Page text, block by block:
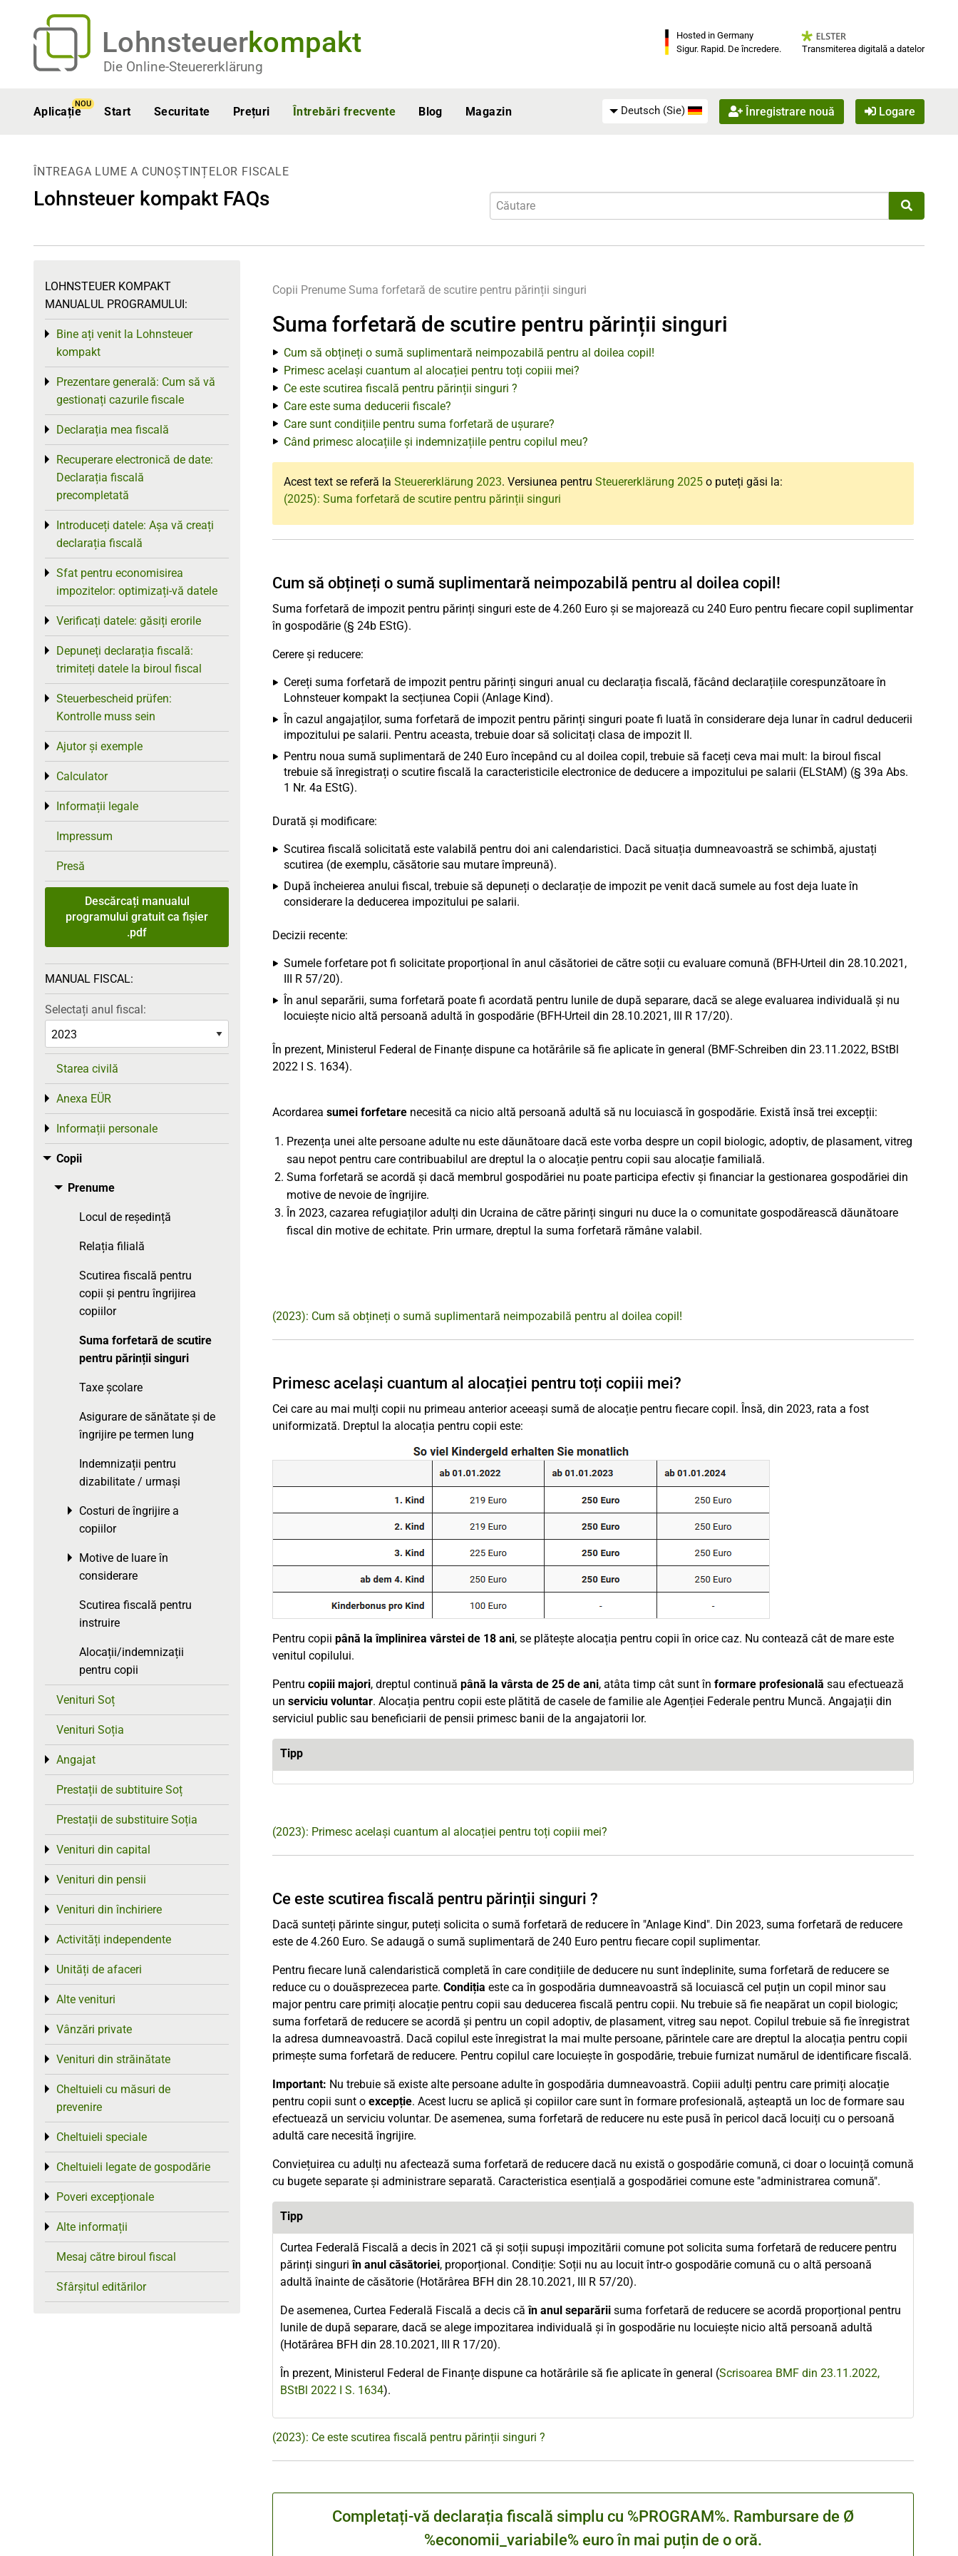
Lohnsteuerkompakt
Die Online-Steuererklärung
Hosted in Germany
Sigur. Rapid. De încredere.
Transmiterea digitală a datelor
Aplicație
NOU
Start Securitate Prețuri Întrebări frecvente Blog Magazin Deutsch (Sie) Înregistrare nouă Logare
ÎNTREAGA LUME A CUNOȘTINȚELOR FISCALE
Lohnsteuer kompakt FAQs
Copii Prenume Suma forfetară de scutire pentru părinții singuri
Suma forfetară de scutire pentru părinții singuri
Cum să obțineți o sumă suplimentară neimpozabilă pentru al doilea copil!
Primesc același cuantum al alocației pentru toți copiii mei?
Ce este scutirea fiscală pentru părinții singuri ?
Care este suma deducerii fiscale?
Care sunt condițiile pentru suma forfetară de ușurare?
Când primesc alocațiile și indemnizațiile pentru copilul meu?
Acest text se referă la Steuererklärung 2023. Versiunea pentru Steuererklärung 2025 o puteți găsi la:
(2025): Suma forfetară de scutire pentru părinții singuri
Cum să obțineți o sumă suplimentară neimpozabilă pentru al doilea copil!
Suma forfetară de impozit pentru părinți singuri este de 4.260 Euro și se majorează cu 240 Euro pentru fiecare copil suplimentar
în gospodărie (§ 24b EStG).
Cerere și reducere:
Cereți suma forfetară de impozit pentru părinți singuri anual cu declarația fiscală, făcând declarațiile corespunzătoare în
Lohnsteuer kompakt la secțiunea Copii (Anlage Kind).
În cazul angajaților, suma forfetară de impozit pentru părinți singuri poate fi luată în considerare deja lunar în cadrul deducerii
impozitului pe salarii. Pentru aceasta, trebuie doar să solicitați clasa de impozit II.
Pentru noua sumă suplimentară de 240 Euro începând cu al doilea copil, trebuie să faceți ceva mai mult: la biroul fiscal
trebuie să înregistrați o scutire fiscală la caracteristicile electronice de deducere a impozitului pe salarii (ELStAM) (§ 39a Abs.
1 Nr. 4a EStG).
Durată și modificare:
Scutirea fiscală solicitată este valabilă pentru doi ani calendaristici. Dacă situația dumneavoastră se schimbă, ajustați
scutirea (de exemplu, căsătorie sau mutare împreună).
După încheierea anului fiscal, trebuie să depuneți o declarație de impozit pe venit dacă sumele au fost deja luate în
considerare la deducerea impozitului pe salarii.
Decizii recente:
Sumele forfetare pot fi solicitate proporțional în anul căsătoriei de către soții cu evaluare comună (BFH-Urteil din 28.10.2021,
III R 57/20).
În anul separării, suma forfetară poate fi acordată pentru lunile de după separare, dacă se alege evaluarea individuală și nu
locuiește nicio altă persoană adultă în gospodărie (BFH-Urteil din 28.10.2021, III R 17/20).
În prezent, Ministerul Federal de Finanțe dispune ca hotărârile să fie aplicate în general (BMF-Schreiben din 23.11.2022, BStBl
2022 I S. 1634).
Acordarea sumei forfetare necesită ca nicio altă persoană adultă să nu locuiască în gospodărie. Există însă trei excepții:
Prezența unei alte persoane adulte nu este dăunătoare dacă este vorba despre un copil biologic, adoptiv, de plasament, vitreg
sau nepot pentru care contribuabilul are dreptul la o alocație pentru copii sau alocație familială.
Suma forfetară se acordă și dacă membrul gospodăriei nu poate participa efectiv și financiar la gestionarea gospodăriei din
motive de nevoie de îngrijire.
În 2023, cazarea refugiaților adulți din Ucraina de către părinți singuri nu duce la o comunitate gospodărească dăunătoare
fiscal din motive de echitate. Prin urmare, dreptul la suma forfetară rămâne valabil.
(2023): Cum să obțineți o sumă suplimentară neimpozabilă pentru al doilea copil!
Primesc același cuantum al alocației pentru toți copiii mei?
Cei care au mai mulți copii nu primeau anterior aceeași sumă de alocație pentru fiecare copil. Însă, din 2023, rata a fost
uniformizată. Dreptul la alocația pentru copii este:
Pentru copii până la împlinirea vârstei de 18 ani, se plătește alocația pentru copii în orice caz. Nu contează cât de mare este
venitul copilului.
Pentru copiii majori, dreptul continuă până la vârsta de 25 de ani, atâta timp cât sunt în formare profesională sau efectuează
un serviciu voluntar. Alocația pentru copii este plătită de casele de familie ale Agenției Federale pentru Muncă. Angajații din
serviciul public sau beneficiarii de pensii primesc banii de la angajatorii lor.
Tipp
(2023): Primesc același cuantum al alocației pentru toți copiii mei?
Ce este scutirea fiscală pentru părinții singuri ?
Dacă sunteți părinte singur, puteți solicita o sumă forfetară de reducere în "Anlage Kind". Din 2023, suma forfetară de reducere
este de 4.260 Euro. Se adaugă o sumă suplimentară de 240 Euro pentru fiecare copil suplimentar.
Pentru fiecare lună calendaristică completă în care condițiile de deducere nu sunt îndeplinite, suma forfetară de reducere se
reduce cu o douăsprezecea parte. Condiția este ca în gospodăria dumneavoastră să locuiască cel puțin un copil minor sau
major pentru care primiți alocație pentru copii sau deducerea fiscală pentru copii. Nu trebuie să fie neapărat un copil biologic;
suma forfetară de reducere se acordă și pentru un copil adoptiv, de plasament, vitreg sau nepot. Copilul trebuie să fie înregistrat
la adresa dumneavoastră. Dacă copilul este înregistrat la mai multe persoane, părintele care are dreptul la alocația pentru copii
primește suma forfetară de reducere. Pentru copilul care locuiește în gospodărie, trebuie furnizat numărul de identificare fiscală.
Important: Nu trebuie să existe alte persoane adulte în gospodăria dumneavoastră. Copiii adulți pentru care primiți alocație
pentru copii sunt o excepție. Acest lucru se aplică și copiilor care sunt în formare profesională, așteaptă un loc de formare sau
efectuează un serviciu voluntar. De asemenea, suma forfetară de reducere nu este pusă în pericol dacă locuiți cu o persoană
adultă care necesită îngrijire.
Conviețuirea cu adulți nu afectează suma forfetară de reducere dacă nu există o gospodărie comună, ci doar o locuință comună
cu bugete separate și administrare separată. Caracteristica esențială a gospodăriei comune este "administrarea comună".
Tipp
Curtea Federală Fiscală a decis în 2021 că și soții supuși impozitării comune pot solicita suma forfetară de reducere pentru
părinți singuriîn anul căsătoriei, proporțional. Condiție: Soții nu au locuit într-o gospodărie comună cu o altă persoană
adultă înainte de căsătorie (Hotărârea BFH din 28.10.2021, III R 57/20).
De asemenea, Curtea Federală Fiscală a decis căîn anul separării suma forfetară de reducere se acordă proporțional pentru
lunile de după separare, dacă se alege impozitarea individuală și în gospodărie nu locuiește nicio altă persoană adultă
(Hotărârea BFH din 28.10.2021, III R 17/20).
În prezent, Ministerul Federal de Finanțe dispune ca hotărârile să fie aplicate în general (Scrisoarea BMF din 23.11.2022,
BStBl 2022 I S. 1634).
(2023): Ce este scutirea fiscală pentru părinții singuri ?
Completați-vă declarația fiscală simplu cu %PROGRAM%. Rambursare de Ø
%economii_variabile% euro în mai puțin de o oră.
LOHNSTEUER KOMPAKT
MANUALUL PROGRAMULUI:
Bine ați venit la Lohnsteuer
kompakt
Toggle menu
Prezentare generală: Cum să vă
gestionați cazurile fiscale
Toggle menu
Declarația mea fiscală
Toggle menu
Recuperare electronică de date:
Declarația fiscală
precompletată
Toggle menu
Introduceți datele: Așa vă creați
declarația fiscală
Toggle menu
Sfat pentru economisirea
impozitelor: optimizați-vă datele
Toggle menu
Verificați datele: găsiți erorile
Toggle menu
Depuneți declarația fiscală:
trimiteți datele la biroul fiscal
Toggle menu
Steuerbescheid prüfen:
Kontrolle muss sein
Toggle menu
Ajutor și exemple
Toggle menu
Calculator
Toggle menu
Informații legale
Toggle menu
Impressum
Presă
Descărcați manualul
programului gratuit ca fișier
.pdf
MANUAL FISCAL:
Selectați anul fiscal:
Starea civilă
Anexa EÜR
Toggle menu
Informații personale
Toggle menu
Copii
Toggle menu
Prenume
Toggle menu
Locul de reședință
Relația filială
Scutirea fiscală pentru
copii și pentru îngrijirea
copiilor
Suma forfetară de scutire
pentru părinții singuri
Taxe școlare
Asigurare de sănătate și de
îngrijire pe termen lung
Indemnizații pentru
dizabilitate / urmași
Costuri de îngrijire a
copiilor
Toggle menu
Motive de luare în
considerare
Toggle menu
Scutirea fiscală pentru
instruire
Alocații/indemnizații
pentru copii
Venituri Soț
Venituri Soția
Angajat
Toggle menu
Prestații de subtituire Soț
Prestații de substituire Soția
Venituri din capital
Toggle menu
Venituri din pensii
Toggle menu
Venituri din închiriere
Toggle menu
Activități independente
Toggle menu
Unități de afaceri
Toggle menu
Alte venituri
Toggle menu
Vânzări private
Toggle menu
Venituri din străinătate
Toggle menu
Cheltuieli cu măsuri de
prevenire
Toggle menu
Cheltuieli speciale
Toggle menu
Cheltuieli legate de gospodărie
Toggle menu
Poveri excepționale
Toggle menu
Alte informații
Toggle menu
Mesaj către biroul fiscal
Sfârșitul editărilor